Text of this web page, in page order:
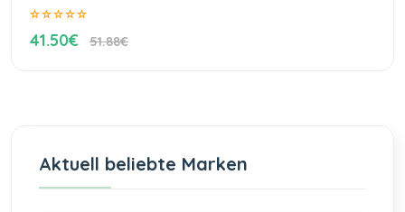
41.50€ 51.88€
Aktuell beliebte Marken